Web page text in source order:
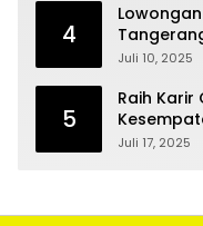
4
SMK
Juli 10, 2025
5
Raih Karir
Juli 17, 2025